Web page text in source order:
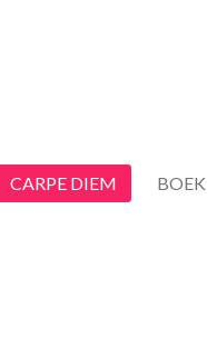
CARPE DIEM